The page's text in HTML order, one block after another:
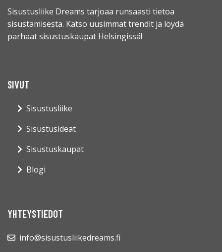
Sisustusliike Dreams tarjoaa runsaasti tietoa
sisustamisesta. Katso uusimmat trendit ja löydä
parhaat sisustuskaupat Helsingissä!
SIVUT
Sisustusliike
Sisustusideat
Sisustuskaupat
Blogi
YHTEYSTIEDOT
info@sisustusliikedreams.fi